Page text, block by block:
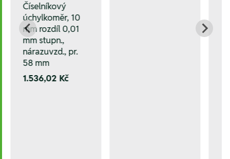
Číselníkový
úchylkoměr, 10
mm rozdíl 0,01
mm stupn.,
nárazuvzd., pr.
58 mm
1.536,02 Kč